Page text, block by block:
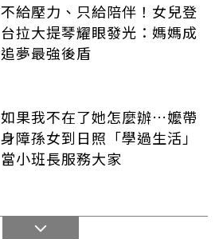
不給壓力、只給陪伴！女兒登
台拉大提琴耀眼發光：媽媽成
追夢最強後盾
如果我不在了她怎麼辦…嬤帶
身障孫女到日照「學過生活」
當小班長服務大家